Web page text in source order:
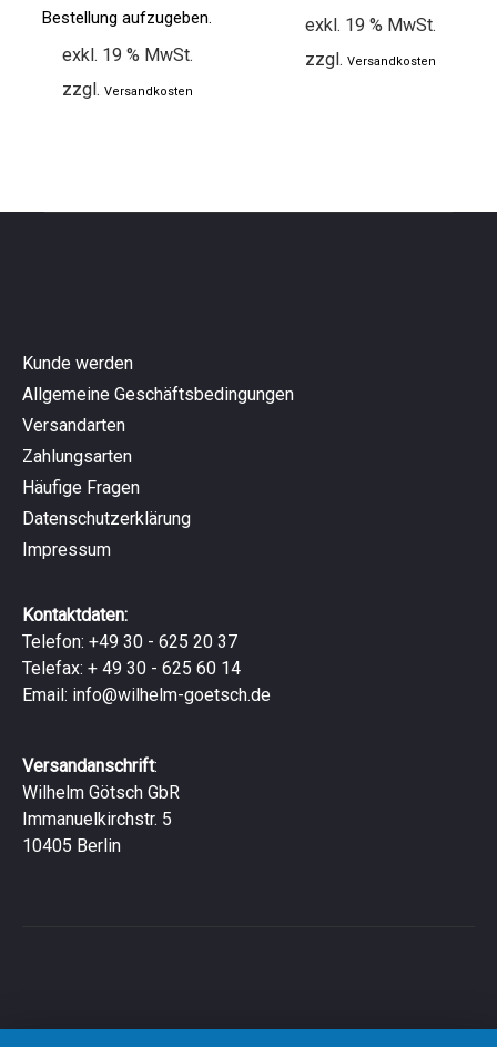
Bestellung aufzugeben.
exkl. 19 % MwSt.
zzgl. Versandkosten
exkl. 19 % MwSt.
zzgl. Versandkosten
Kunde werden
Allgemeine Geschäftsbedingungen
Versandarten
Zahlungsarten
Häufige Fragen
Datenschutzerklärung
Impressum
Kontaktdaten:
Telefon: +49 30 - 625 20 37
Telefax: + 49 30 - 625 60 14
Email: info@wilhelm-goetsch.de
Versandanschrift:
Wilhelm Götsch GbR
Immanuelkirchstr. 5
10405 Berlin